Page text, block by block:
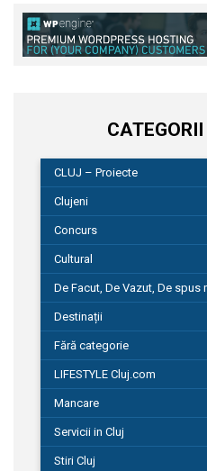
CLUJ – Proiecte
Clujeni
Concurs
Cultural
De Facut, De Vazut, De spus
Destinații
Fără categorie
LIFESTYLE Cluj.com
Mancare
Servicii in Cluj
Stiri Cluj